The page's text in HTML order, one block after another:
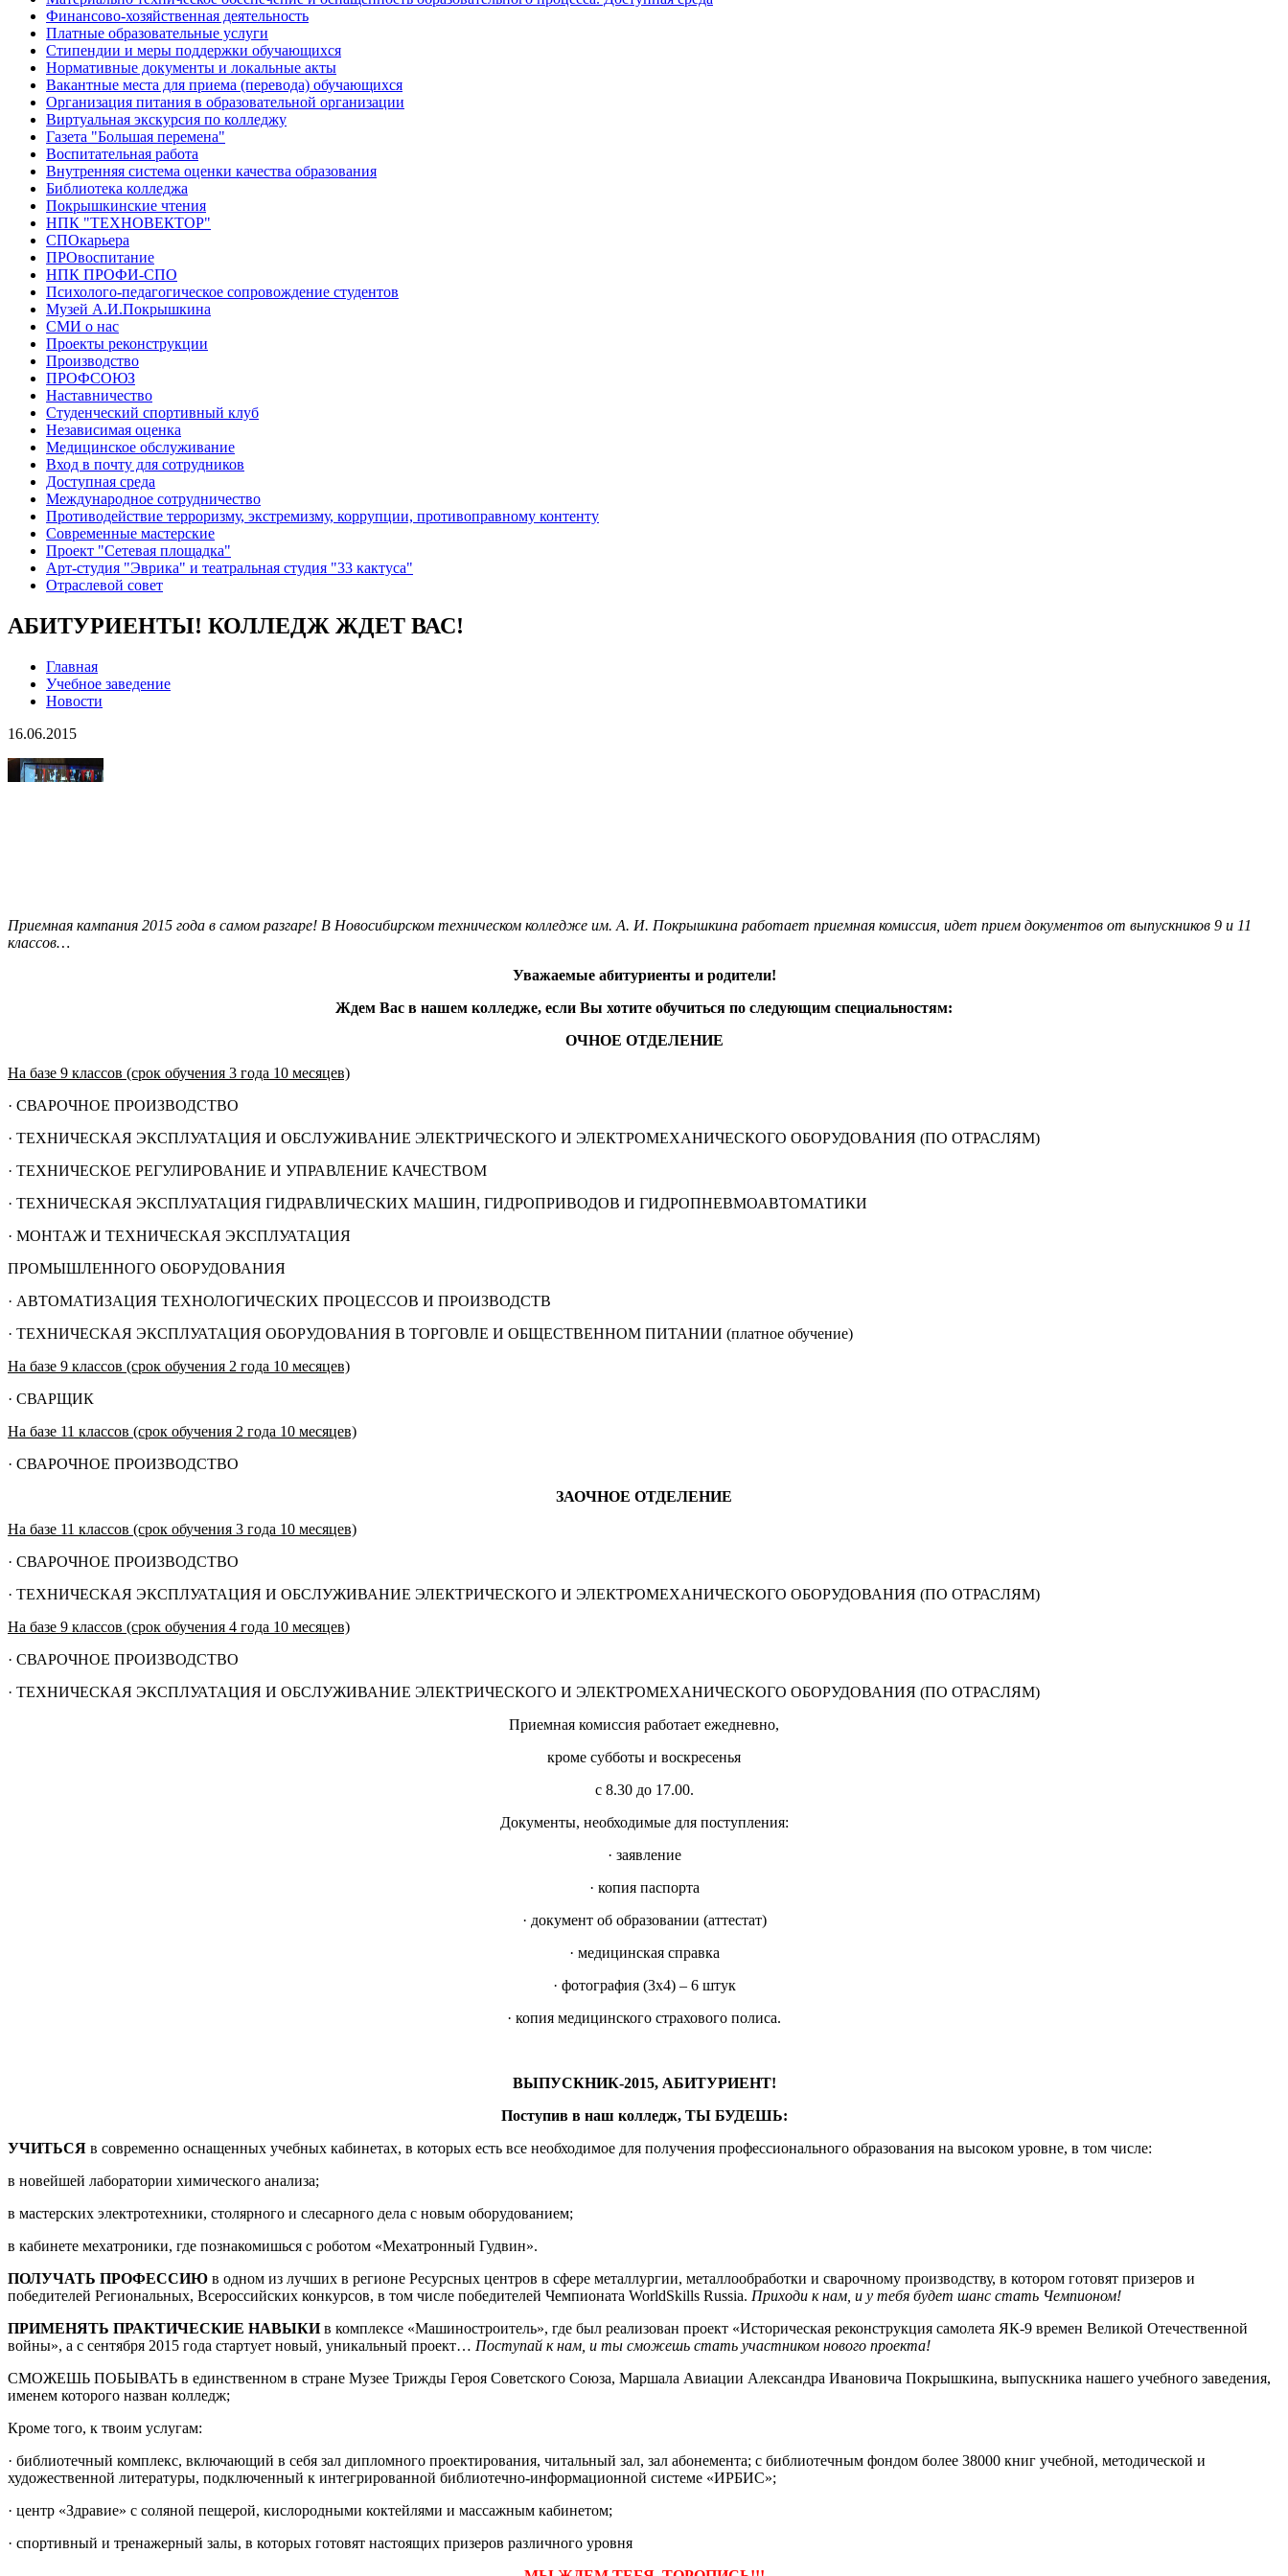
Финансово-хозяйственная деятельность
Платные образовательные услуги
Стипендии и меры поддержки обучающихся
Нормативные документы и локальные акты
Вакантные места для приема (перевода) обучающихся
Организация питания в образовательной организации
Виртуальная экскурсия по колледжу
Газета "Большая перемена"
Воспитательная работа
Внутренняя система оценки качества образования
Библиотека колледжа
Покрышкинские чтения
НПК "ТЕХНОВЕКТОР"
СПОкарьера
ПРОвоспитание
НПК ПРОФИ-СПО
Психолого-педагогическое сопровождение студентов
Музей А.И.Покрышкина
СМИ о нас
Проекты реконструкции
Производство
ПРОФСОЮЗ
Наставничество
Студенческий спортивный клуб
Независимая оценка
Медицинское обслуживание
Вход в почту для сотрудников
Доступная среда
Международное сотрудничество
Противодействие терроризму, экстремизму, коррупции, противоправному контенту
Современные мастерские
Проект "Сетевая площадка"
Арт-студия "Эврика" и театральная студия "33 кактуса"
Отраслевой совет
АБИТУРИЕНТЫ! КОЛЛЕДЖ ЖДЕТ ВАС!
Главная
Учебное заведение
Новости
16.06.2015
Приемная кампания 2015 года в самом разгаре! В Новосибирском техническом колледже им. А. И. Покрышкина работает приемная комиссия, идет прием документов от выпускников 9 и 11
классов…
Уважаемые абитуриенты и родители!
Ждем Вас в нашем колледже, если Вы хотите обучиться по следующим специальностям:
ОЧНОЕ ОТДЕЛЕНИЕ
На базе 9 классов (срок обучения 3 года 10 месяцев)
· СВАРОЧНОЕ ПРОИЗВОДСТВО
· ТЕХНИЧЕСКАЯ ЭКСПЛУАТАЦИЯ И ОБСЛУЖИВАНИЕ ЭЛЕКТРИЧЕСКОГО И ЭЛЕКТРОМЕХАНИЧЕСКОГО ОБОРУДОВАНИЯ (ПО ОТРАСЛЯМ)
· ТЕХНИЧЕСКОЕ РЕГУЛИРОВАНИЕ И УПРАВЛЕНИЕ КАЧЕСТВОМ
· ТЕХНИЧЕСКАЯ ЭКСПЛУАТАЦИЯ ГИДРАВЛИЧЕСКИХ МАШИН, ГИДРОПРИВОДОВ И ГИДРОПНЕВМОАВТОМАТИКИ
· МОНТАЖ И ТЕХНИЧЕСКАЯ ЭКСПЛУАТАЦИЯ
ПРОМЫШЛЕННОГО ОБОРУДОВАНИЯ
· АВТОМАТИЗАЦИЯ ТЕХНОЛОГИЧЕСКИХ ПРОЦЕССОВ И ПРОИЗВОДСТВ
· ТЕХНИЧЕСКАЯ ЭКСПЛУАТАЦИЯ ОБОРУДОВАНИЯ В ТОРГОВЛЕ И ОБЩЕСТВЕННОМ ПИТАНИИ (платное обучение)
На базе 9 классов (срок обучения 2 года 10 месяцев)
· СВАРЩИК
На базе 11 классов (срок обучения 2 года 10 месяцев)
· СВАРОЧНОЕ ПРОИЗВОДСТВО
ЗАОЧНОЕ ОТДЕЛЕНИЕ
На базе 11 классов (срок обучения 3 года 10 месяцев)
· СВАРОЧНОЕ ПРОИЗВОДСТВО
· ТЕХНИЧЕСКАЯ ЭКСПЛУАТАЦИЯ И ОБСЛУЖИВАНИЕ ЭЛЕКТРИЧЕСКОГО И ЭЛЕКТРОМЕХАНИЧЕСКОГО ОБОРУДОВАНИЯ (ПО ОТРАСЛЯМ)
На базе 9 классов (срок обучения 4 года 10 месяцев)
· СВАРОЧНОЕ ПРОИЗВОДСТВО
· ТЕХНИЧЕСКАЯ ЭКСПЛУАТАЦИЯ И ОБСЛУЖИВАНИЕ ЭЛЕКТРИЧЕСКОГО И ЭЛЕКТРОМЕХАНИЧЕСКОГО ОБОРУДОВАНИЯ (ПО ОТРАСЛЯМ)
Приемная комиссия работает ежедневно,
кроме субботы и воскресенья
с 8.30 до 17.00.
Документы, необходимые для поступления:
· заявление
· копия паспорта
· документ об образовании (аттестат)
· медицинская справка
· фотография (3x4) – 6 штук
· копия медицинского страхового полиса.
ВЫПУСКНИК-2015, АБИТУРИЕНТ!
Поступив в наш колледж, ТЫ БУДЕШЬ:
УЧИТЬСЯ в современно оснащенных учебных кабинетах, в которых есть все необходимое для получения профессионального образования на высоком уровне, в том числе:
в новейшей лаборатории химического анализа;
в мастерских электротехники, столярного и слесарного дела с новым оборудованием;
в кабинете мехатроники, где познакомишься с роботом «Мехатронный Гудвин».
ПОЛУЧАТЬ ПРОФЕССИЮ в одном из лучших в регионе Ресурсных центров в сфере металлургии, металлообработки и сварочному производству, в котором готовят призеров и
победителей Региональных, Всероссийских конкурсов, в том числе победителей Чемпионата WorldSkills Russia. Приходи к нам, и у тебя будет шанс стать Чемпионом!
ПРИМЕНЯТЬ ПРАКТИЧЕСКИЕ НАВЫКИв комплексе «Машиностроитель», где был реализован проект «Историческая реконструкция самолета ЯК-9 времен Великой Отечественной
войны», а с сентября 2015 года стартует новый, уникальный проект… Поступай к нам, и ты сможешь стать участником нового проекта!
СМОЖЕШЬ ПОБЫВАТЬ в единственном в стране Музее Трижды Героя Советского Союза, Маршала Авиации Александра Ивановича Покрышкина, выпускника нашего учебного заведения,
именем которого назван колледж;
Кроме того, к твоим услугам:
· библиотечный комплекс, включающий в себя зал дипломного проектирования, читальный зал, зал абонемента; с библиотечным фондом более 38000 книг учебной, методической и
художественной литературы, подключенный к интегрированной библиотечно-информационной системе «ИРБИС»;
· центр «Здравие» с соляной пещерой, кислородными коктейлями и массажным кабинетом;
· спортивный и тренажерный залы, в которых готовят настоящих призеров различного уровня